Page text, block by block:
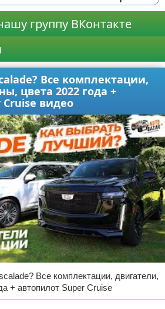
группу ВКонтакте
Все комплектации,
цвета 2022 года +
видео
Все комплектации, двигатели,
+ автопилот Super Cruise